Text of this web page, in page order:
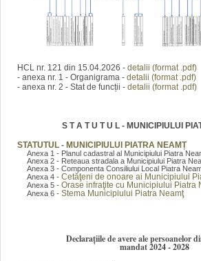
HCL nr. 121 din 15.04.2026 - detalii (format .pdf)
- anexa nr. 1 - Organigrama - detalii (format .pdf)
- anexa nr. 2 - Stat de funcții - detalii (format .pdf)
S T A T U T U L - MUNICIPIULUI
STATUTUL - MUNICIPIULUI PIATRA NEAMȚ
Anexa 1 - Planul cadastral al Municipiului Piatra
Anexa 2 - Reteaua stradala a Municipiului Piatra
Anexa 3 - Componenta Consiliului Local Piatra
Anexa 4 - Cetăţeni de onoare ai Municipiului
Anexa 5 - Orase infraţite cu Municipiului Piatra
Anexa 6 - Stema Municipiului Piatra Neamţ
Declarațiile de avere ale persoanelor
mandat 2024 - 2028